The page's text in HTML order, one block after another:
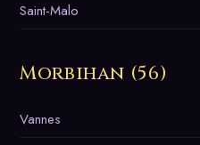
Saint-Malo
Morbihan (56)
Vannes